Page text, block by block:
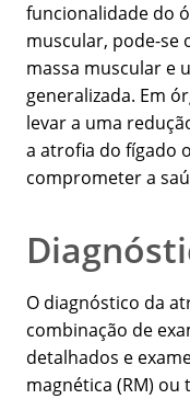
funcionalidade do
muscular, pode-se
massa muscular e
generalizada. Em
levar a uma
a atrofia do fígado
comprometer a
O diagnóstico da
combinação de
detalhados e
magnética (RM)